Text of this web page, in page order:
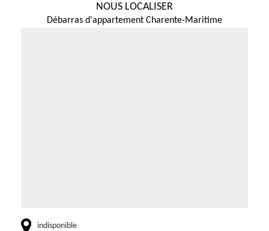
NOUS LOCALISER
Débarras d'appartement Charente-Maritime
indisponible